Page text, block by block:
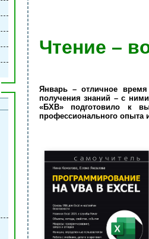
Чтение –
Январь – отличное
получения знаний – с
«БХВ» подготовило к
профессионального опыта